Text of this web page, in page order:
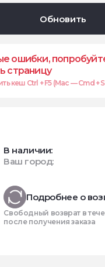
Обновить
ошибки,
страницу
кеш Ctrl + F5 (Mac — Cmd +
В наличии:
Ваш город:
Подробнее о
Свободный возврат в
после получения заказа